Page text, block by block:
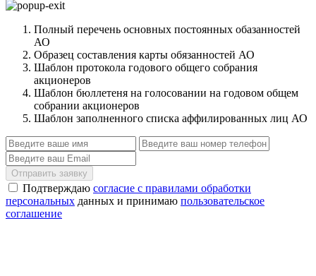
Полный перечень основных постоянных обазанностей
АО
Образец составления карты обязанностей АО
Шаблон протокола годового общего собрания
акционеров
Шаблон бюллетеня на голосовании на годовом общем
собрании акционеров
Шаблон заполненного списка аффилированных лиц АО
Отправить заявку
Подтверждаю согласие с правилами обработки
персональных данных и принимаю пользовательское
соглашение